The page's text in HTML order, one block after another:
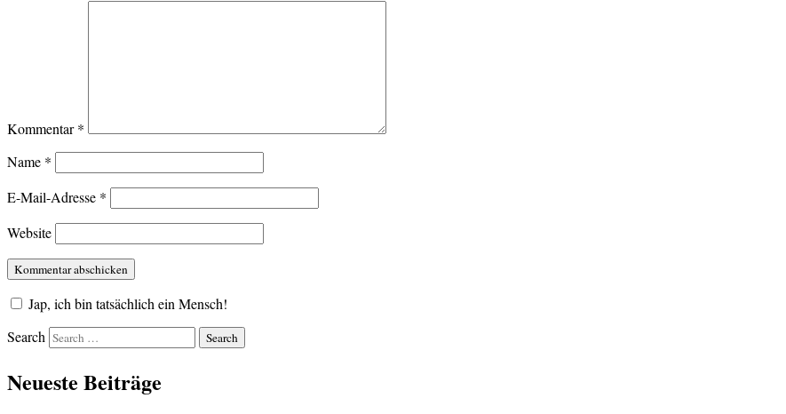
Kommentar*
Name *
E-Mail-Adresse *
Website
Jap, ich bin tatsächlich ein Mensch!
Search
Neueste Beiträge